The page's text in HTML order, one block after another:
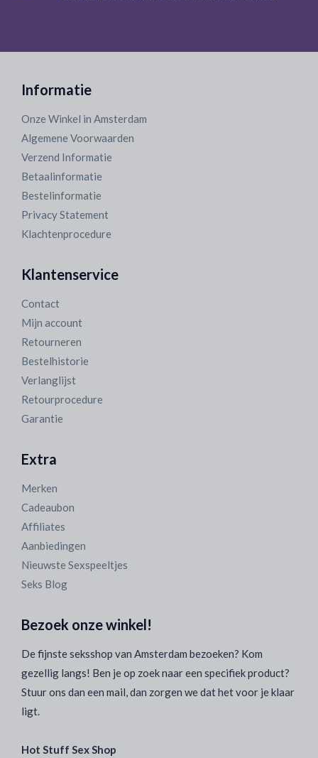
Informatie
Onze Winkel in Amsterdam
Algemene Voorwaarden
Verzend Informatie
Betaalinformatie
Bestelinformatie
Privacy Statement
Klachtenprocedure
Klantenservice
Contact
Mijn account
Retourneren
Bestelhistorie
Verlanglijst
Retourprocedure
Garantie
Extra
Merken
Cadeaubon
Affiliates
Aanbiedingen
Nieuwste Sexspeeltjes
Seks Blog
Bezoek onze winkel!
De fijnste seksshop van Amsterdam bezoeken? Kom
gezellig langs! Ben je op zoek naar een specifiek product?
Stuur ons dan een mail, dan zorgen we dat het voor je klaar
ligt.
Hot Stuff Sex Shop